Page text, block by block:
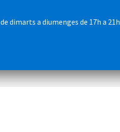
de dimarts a diumenges de 17h a 21h